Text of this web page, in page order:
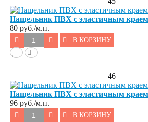
Нащельник ПВХ с эластичным
80 руб./м.п.
В КОРЗИНУ
46
Нащельник ПВХ с эластичным
96 руб./м.п.
В КОРЗИНУ